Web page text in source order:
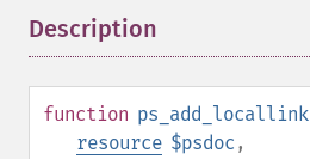
Description
function ps_add_locallink
resource $psdoc ,